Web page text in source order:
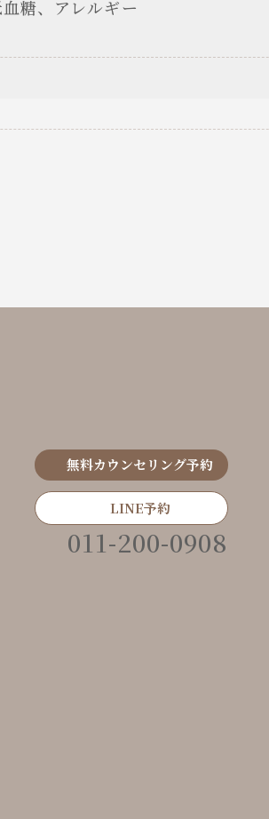
糖、アレルギー
無料カウンセリング予約
LINE予約
011-200-0908